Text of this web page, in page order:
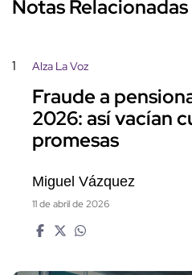
Notas Relacionadas
1 Alza La Voz
Fraude a
2026: así vacían
promesas
Miguel Vázquez
11 de abril de 2026